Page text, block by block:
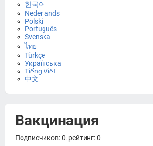
한국어
Nederlands
Polski
Português
Svenska
ไทย
Türkçe
Українська
Tiếng Việt
中文
Вакцинация
Подписчиков: 0, рейтинг: 0